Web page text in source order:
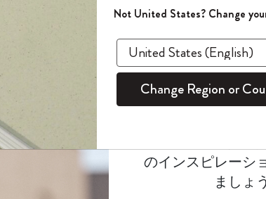
セット
ッションジャーナル
スチューデントカイエジャーナル
ウィークリープランナー
デイリープランナー
ンスリープランナー
『ロード・オブ・ザ・リング』コレク
カラーパターン ノートブック
クラコレクション
馬年コレクション
ゴッホ美術館
健康を愛する方への贈り物です
味を愛する方へのギフト
ェック
このデバイスで情
ログイン
あるページから始まる物語
（リフレ
たにぴったりの一本を選ぼう
ス
今すぐ会員登録
「WELCOME10」
回注文が10%オフ
ます。セール・ア
適用
のインスピレーシ
ましょ
Not United States? Change
Change Region or